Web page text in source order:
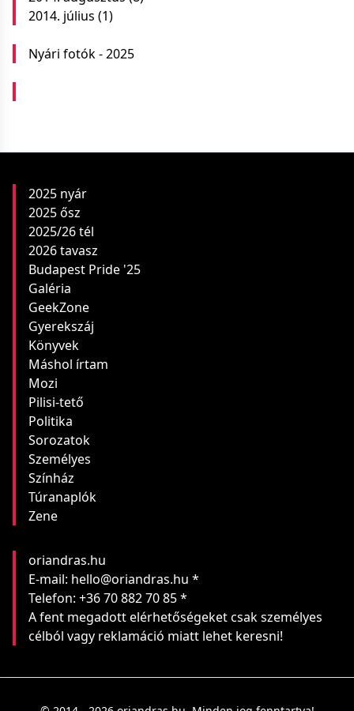
2014. július (1)
Nyári fotók - 2025
2025 nyár
2025 ősz
2025/26 tél
2026 tavasz
Budapest Pride '25
Galéria
GeekZone
Gyerekszáj
Könyvek
Máshol írtam
Mozi
Pilisi-tető
Politika
Sorozatok
Személyes
Színház
Túranaplók
Zene
oriandras.hu
E-mail: hello@oriandras.hu *
Telefon: +36 70 882 70 85 *
A fent megadott elérhetőségeket csak személyes
célból vagy reklamáció miatt lehet keresni!